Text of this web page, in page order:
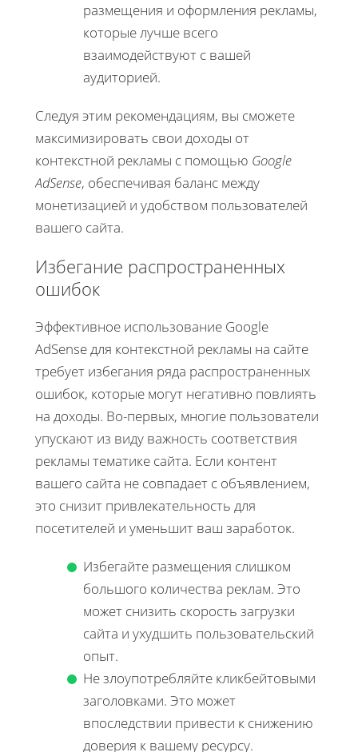
размещения и оформления рекламы,
которые лучше всего
взаимодействуют с вашей
аудиторией.
Следуя этим рекомендациям, вы сможете
максимизировать свои доходы от
контекстной рекламы с помощью Google
AdSense, обеспечивая баланс между
монетизацией и удобством пользователей
вашего сайта.
Избегание распространенных
ошибок
Эффективное использование Google
AdSense для контекстной рекламы на сайте
требует избегания ряда распространенных
ошибок, которые могут негативно повлиять
на доходы. Во-первых, многие пользователи
упускают из виду важность соответствия
рекламы тематике сайта. Если контент
вашего сайта не совпадает с объявлением,
это снизит привлекательность для
посетителей и уменьшит ваш заработок.
Избегайте размещения слишком
большого количества реклам. Это
может снизить скорость загрузки
сайта и ухудшить пользовательский
опыт.
Не злоупотребляйте кликбейтовыми
заголовками. Это может
впоследствии привести к снижению
доверия к вашему ресурсу.